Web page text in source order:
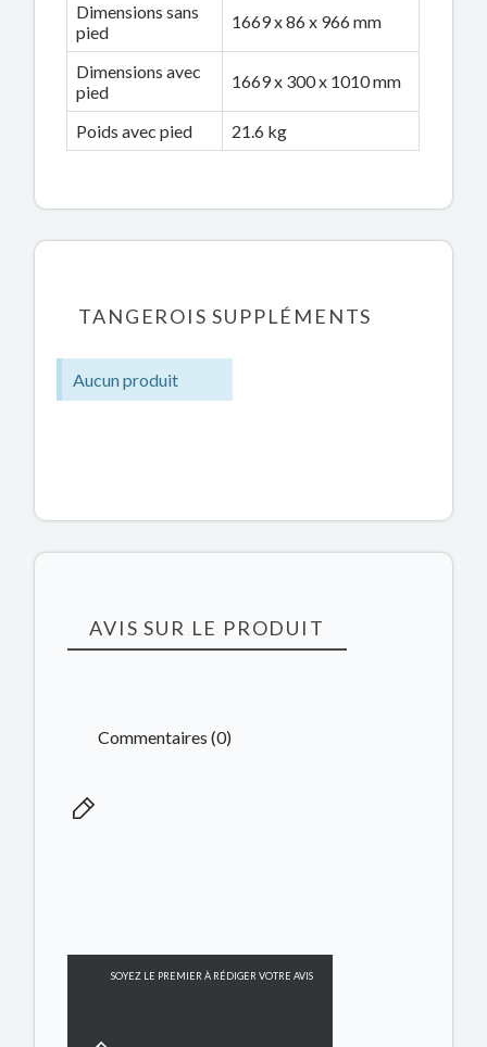
Dimensions sans
pied
1669 x 86 x 966 mm
Dimensions avec
pied
1669 x 300 x 1010 mm
Poids avec pied 21.6 kg
TANGEROIS SUPPLÉMENTS
Aucun produit
AVIS SUR LE PRODUIT
Commentaires (0)
SOYEZ LE PREMIER À RÉDIGER VOTRE AVIS